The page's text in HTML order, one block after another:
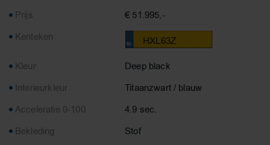
Prijs
€ 51.995,-
Kenteken
HXL63Z
Kleur
Deep black
Interieurkleur
Titaanzwart / blauw
Acceleratie 0-100
4.9 sec.
Bekleding
Stof